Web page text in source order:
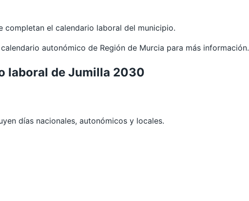
completan el calendario laboral del municipio.
autonómico de Región de Murcia para más información.
laboral de Jumilla 2030
días nacionales, autonómicos y locales.